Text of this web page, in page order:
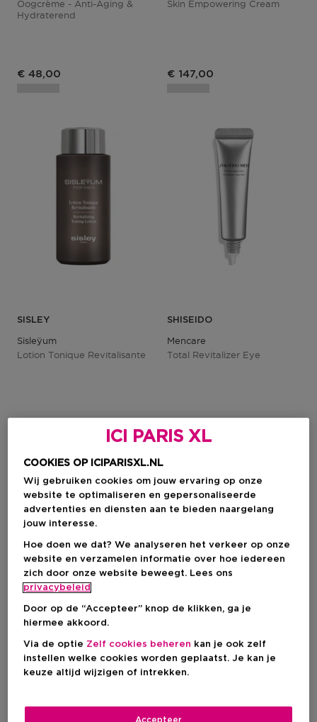
Oogcrème - Anti-Aging &
Hydraterend
€ 48,00
Skin Empowering Cream
€ 147,00
SISLEY
Sisleÿum
Lotion Tonique Revitalisante
SHISEIDO
Mencare
Total Revitalizer Eye
VERSACE
Aftershave Balm
DSQUARED2
After Shave Balm
ICI PARIS XL
COOKIES OP ICIPARISXL.NL
Wij gebruiken cookies om jouw ervaring op onze
website te optimaliseren en gepersonaliseerde
advertenties en diensten aan te bieden naargelang
jouw interesse.
Hoe doen we dat? We analyseren het verkeer op onze
website en verzamelen informatie over hoe iedereen
zich door onze website beweegt. Lees ons
privacybeleid
Door op de “Accepteer” knop de klikken, ga je
hiermee akkoord.
Via de optie Zelf cookies beheren kan je ook zelf
instellen welke cookies worden geplaatst. Je kan je
keuze altijd wijzigen of intrekken.
Accepteer